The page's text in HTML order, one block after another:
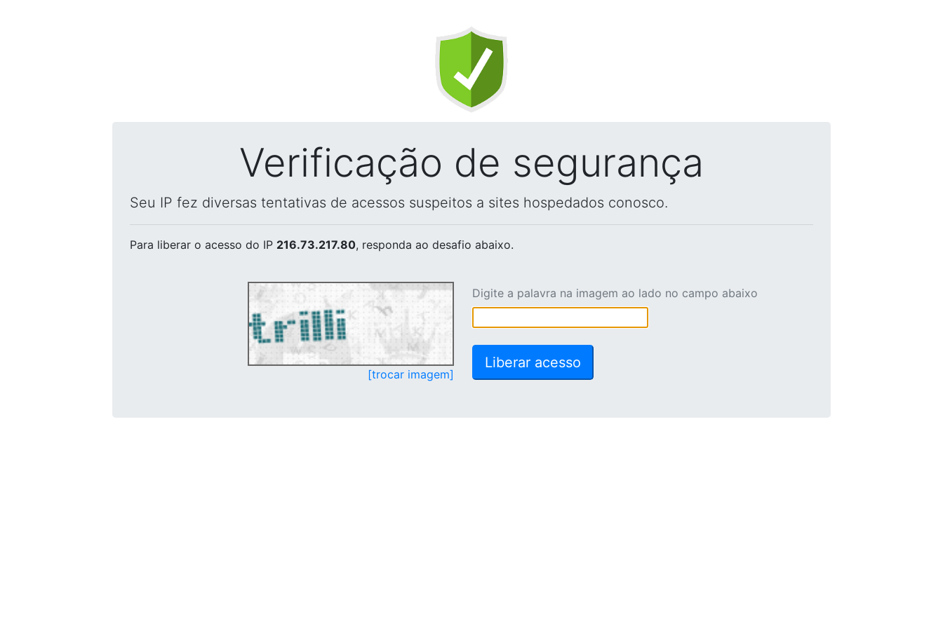
Verificação de segurança
Seu IP fez diversas tentativas de acessos suspeitos a sites hospedados conosco.
Para liberar o acesso do IP 216.73.217.80, responda ao desafio abaixo.
[trocar imagem]
Digite a palavra na imagem ao lado no campo abaixo